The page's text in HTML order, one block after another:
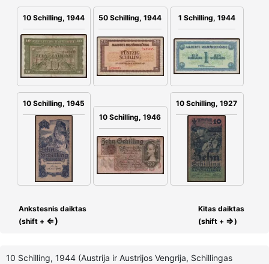
10 Schilling, 1944 50 Schilling, 1944 1 Schilling, 1944
10 Schilling, 1945
10 Schilling, 1946
10 Schilling, 1927
Ankstesnis daiktas
(shift + ⇐)
Kitas daiktas
(shift + ⇒)
10 Schilling, 1944 (Austrija ir Austrijos Vengrija, Schillingas